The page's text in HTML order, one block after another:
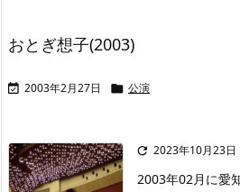
おとぎ想子(2003)
 2003年2月27日  公演
 2023年10月23日
2003年02月に愛